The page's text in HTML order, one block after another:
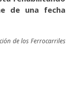
de una fecha
de los Ferrocarriles